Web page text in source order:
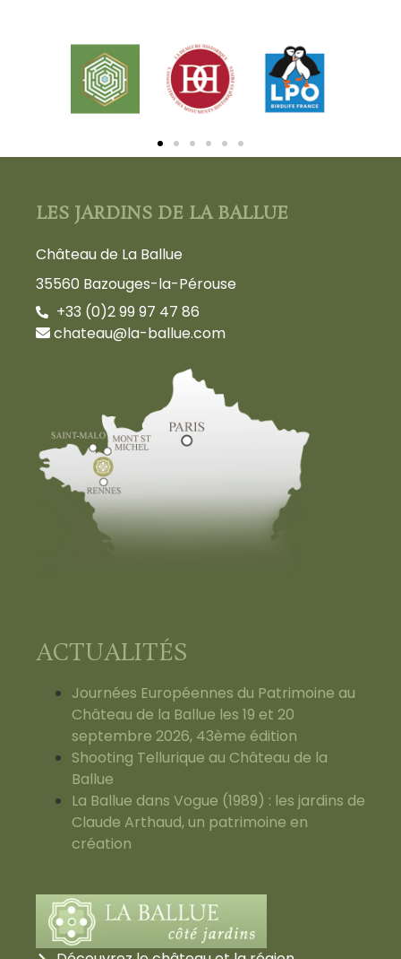
LES JARDINS DE LA BALLUE
Château de La Ballue
35560 Bazouges-la-Pérouse
+33 (0)2 99 97 47 86
chateau@la-ballue.com
ACTUALITÉS
Journées Européennes du Patrimoine au
Château de la Ballue les 19 et 20
septembre 2026, 43ème édition
Shooting Tellurique au Château de la
Ballue
La Ballue dans Vogue (1989) : les jardins de
Claude Arthaud, un patrimoine en
création